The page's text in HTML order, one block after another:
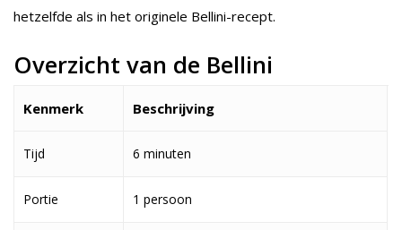
hetzelfde als in het originele Bellini-recept.
Overzicht van de Bellini
Kenmerk Beschrijving
Tijd 6 minuten
Portie 1 persoon